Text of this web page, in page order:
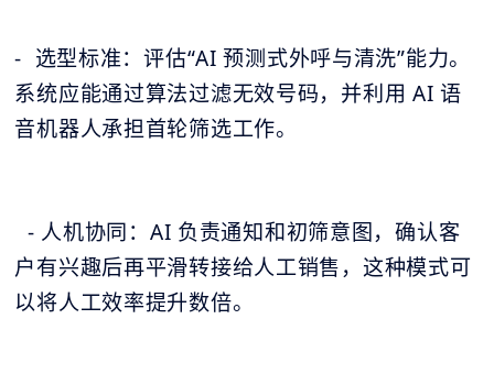
- 选型标准：评估“AI 预测式外呼与清洗”能力。
系统应能通过算法过滤无效号码，并利用 AI 语
音机器人承担首轮筛选工作。
- 人机协同：AI 负责通知和初筛意图，确认客
户有兴趣后再平滑转接给人工销售，这种模式可
以将人工效率提升数倍。